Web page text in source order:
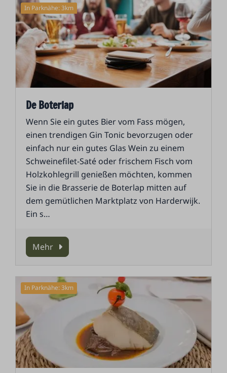
In Parknähe: 3km
De Boterlap
Wenn Sie ein gutes Bier vom Fass mögen,
einen trendigen Gin Tonic bevorzugen oder
einfach nur ein gutes Glas Wein zu einem
Schweinefilet-Saté oder frischem Fisch vom
Holzkohlegrill genießen möchten, kommen
Sie in die Brasserie de Boterlap mitten auf
dem gemütlichen Marktplatz von Harderwijk.
Ein s…
Mehr
In Parknähe: 3km